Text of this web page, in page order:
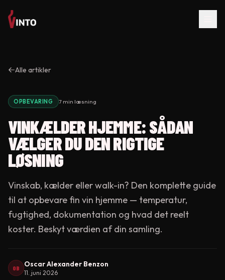
Alle artikler
OPBEVARING 7 min læsning
VINKÆLDER HJEMME: SÅDAN
VÆLGER DU DEN RIGTIGE
LØSNING
Vinskab, kælder eller walk-in? Den komplette guide
til at opbevare fin vin hjemme — temperatur,
fugtighed, dokumentation og hvad det reelt
koster. Beskyt værdien af din samling.
OB Oscar Alexander Benzon
11. juni 2026